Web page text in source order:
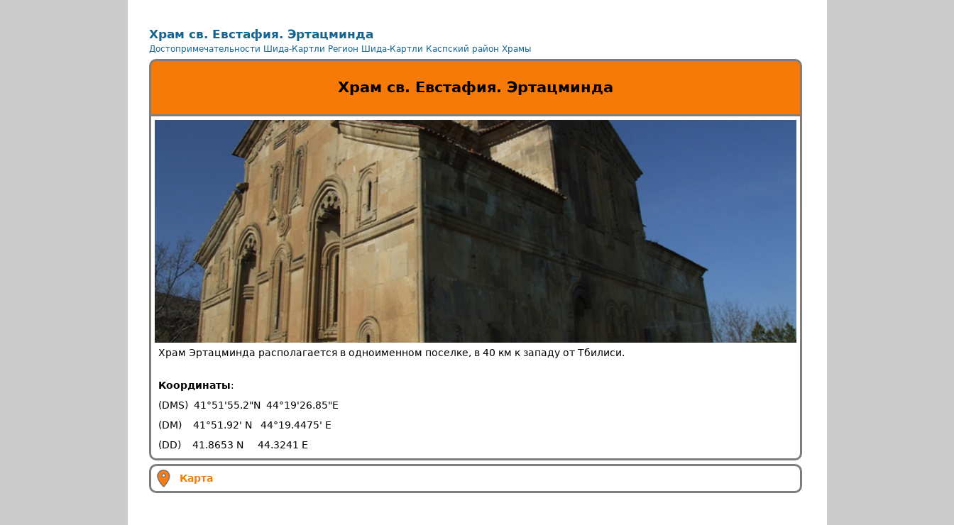
Храм св. Евстафия. Эртацминда
Достопримечательности Шида-Картли Регион Шида-Картли Каспский район Храмы
Храм св. Евстафия. Эртацминда
Храм Эртацминда располагается в одноименном поселке, в 40 км к западу от Тбилиси.
Координаты:
(DMS) 41°51'55.2"N 44°19'26.85"E
(DM) 41°51.92' N 44°19.4475' E
(DD) 41.8653 N 44.3241 E
Карта